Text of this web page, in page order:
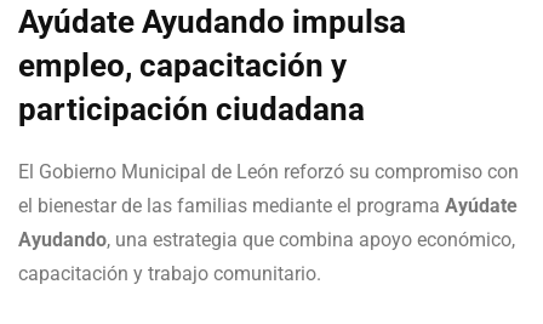
Ayúdate Ayudando impulsa
empleo, capacitación y
participación ciudadana
El Gobierno Municipal de León reforzó su compromiso con
el bienestar de las familias mediante el programa Ayúdate
Ayudando, una estrategia que combina apoyo económico,
capacitación y trabajo comunitario.